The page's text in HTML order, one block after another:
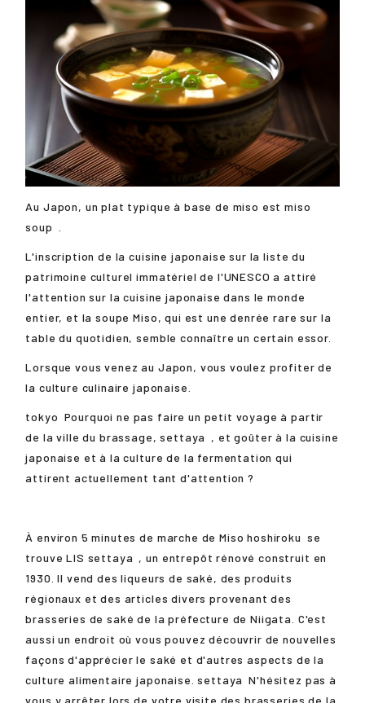
Au Japon, un plat typique à base de miso estmiso
soup
L'inscription de la cuisine japonaise sur la liste du
patrimoine culturel immatériel de l'UNESCO a attiré
l'attention sur la cuisine japonaise dans le monde
entier, et la soupe Miso, qui est une denrée rare sur la
table du quotidien, semble connaître un certain essor.
Lorsque vous venez au Japon, vous voulez profiter de
la culture culinaire japonaise.
tokyo Pourquoi ne pas faire un petit voyage à partir
de la ville du brassage,settaya , et goûter à la cuisine
japonaise et à la culture de la fermentation qui
attirent actuellement tant d'attention ?
À environ 5 minutes de marche de Misohoshiroku se
trouve LIS settaya , un entrepôt rénové construit en
1930. Il vend des liqueurs de saké, des produits
régionaux et des articles divers provenant des
brasseries de saké de la préfecture de Niigata. C'est
aussi un endroit où vous pouvez découvrir de nouvelles
façons d'apprécier le saké et d'autres aspects de la
culture alimentaire japonaise.settaya N'hésitez pas à
vous y arrêter lors de votre visite des brasseries de la